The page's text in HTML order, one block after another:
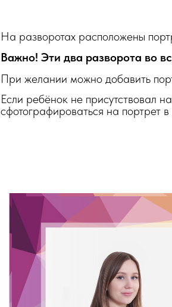
На разворотах расположены
Важно! Эти два разворота во
При желании можно добавить
Если ребёнок не присутствовал
сфотографироваться на портрет